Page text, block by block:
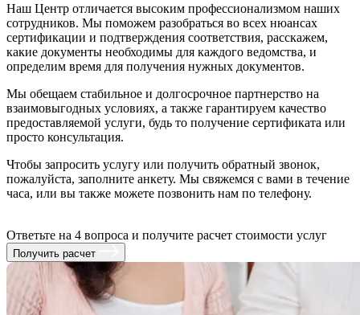
Наш Центр отличается высоким профессионализмом наших
сотрудников. Мы поможем разобраться во всех нюансах
сертификации и подтверждения соответствия, расскажем,
какие документы необходимы для каждого ведомства, и
определим время для получения нужных документов.
Мы обещаем стабильное и долгосрочное партнерство на
взаимовыгодных условиях, а также гарантируем качество
предоставляемой услуги, будь то получение сертификата или
просто консультация.
Чтобы запросить услугу или получить обратный звонок,
пожалуйста, заполните анкету. Мы свяжемся с вами в течение
часа, или вы также можете позвонить нам по телефону.
Ответьте на 4 вопроса и получите расчет стоимости услуг
Получить расчет